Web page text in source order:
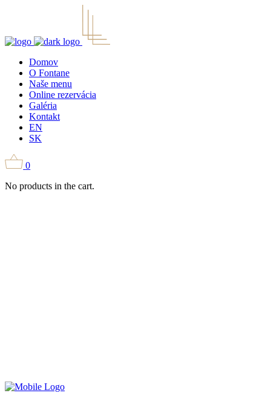
Domov
O Fontane
Naše menu
Online rezervácia
Galéria
Kontakt
EN
SK
0
No products in the cart.